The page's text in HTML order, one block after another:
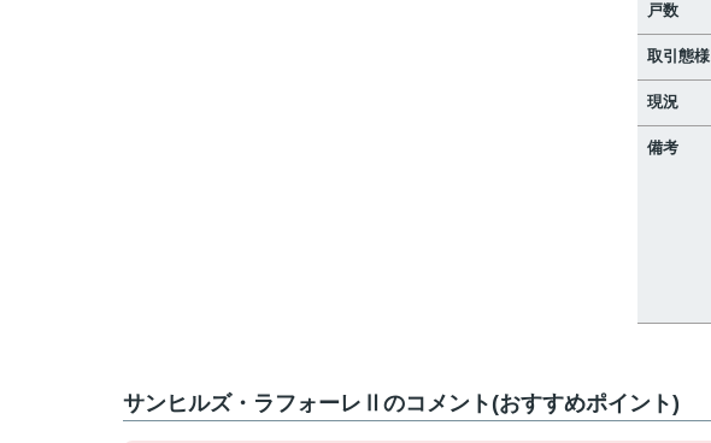
戸数
取引態様
現況
備考
サンヒルズ・ラフォーレⅡのコメント(おすすめポイント)